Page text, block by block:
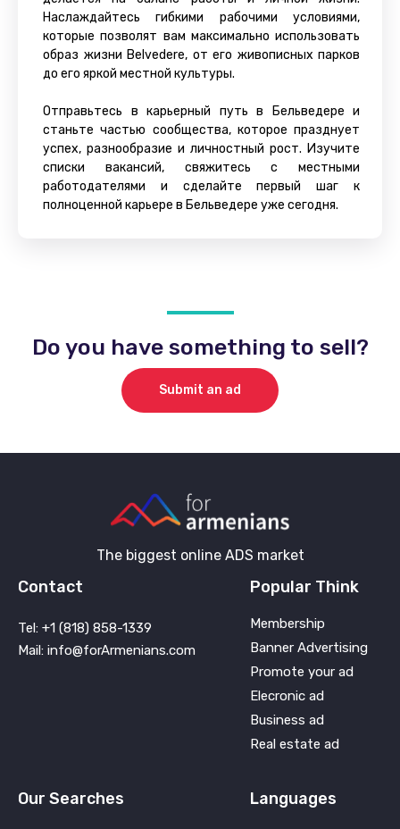
Наслаждайтесь гибкими рабочими условиями,
которые позволят вам максимально использовать
образ жизни Belvedere, от его живописных парков
до его яркой местной культуры.
Отправьтесь в карьерный путь в Бельведере и
станьте частью сообщества, которое празднует
успех, разнообразие и личностный рост. Изучите
списки вакансий, свяжитесь с местными
работодателями и сделайте первый шаг к
полноценной карьере в Бельведере уже сегодня.
Do you have something to sell?
Submit an ad
The biggest online ADS market
Contact
Tel: +1 (818) 858-1339
Mail: info@forArmenians.com
Popular Think
Membership
Banner Advertising
Promote your ad
Elecronic ad
Business ad
Real estate ad
Our Searches Languages